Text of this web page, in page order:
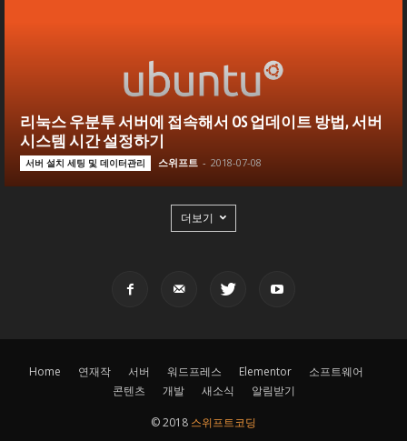
리눅스 우분투 서버에 접속해서 OS 업데이트 방법, 서버
시스템 시간 설정하기
서버 설치 세팅 및 데이터관리 스위프트 - 2018-07-08
더보기
Home 연재작 서버 워드프레스 Elementor
소프트웨어
콘텐츠
개발 새소식 알림받기
© 2018 스위프트코딩